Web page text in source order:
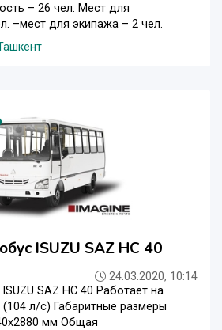
– 26 чел. Мест для
–мест для экипажа – 2 чел.
ISUZU SAZ HC 40
24.03.2020, 10:14
SAZ HC 40 Работает на
л/с) Габаритные размеры
мм Общая